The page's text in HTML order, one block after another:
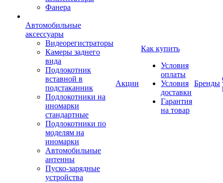
Фанера
Автомобильные
аксессуары
Видеорегистраторы
Камеры заднего
вида
Подлокотник
вставной в
подстаканник
Подлокотники на
иномарки
стандартные
Подлокотники по
моделям на
иномарки
Автомобильные
антенны
Пуско-зарядные
устройства
Акции
Как купить
Условия
оплаты
Условия
доставки
Гарантия
на товар
Бренды